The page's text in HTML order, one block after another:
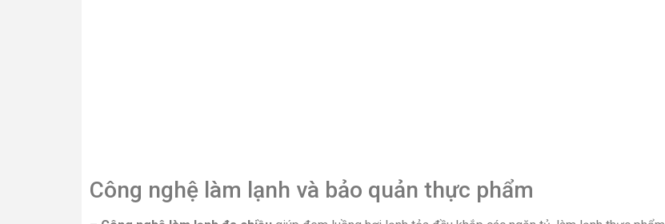
Công nghệ làm lạnh và bảo quản thực phẩm